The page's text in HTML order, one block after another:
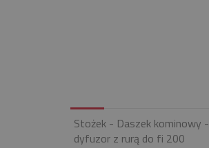
Stożek - Daszek kominowy -
dyfuzor z rurą do fi 200